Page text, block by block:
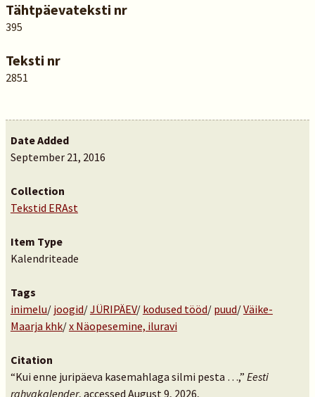
Tähtpäevateksti nr
395
Teksti nr
2851
Date Added
September 21, 2016
Collection
Tekstid ERAst
Item Type
Kalendriteade
Tags
inimelu/ joogid/JÜRIPÄEV/ kodused tööd/ puud/Väike-
Maarja khk/x Näopesemine, iluravi
Citation
“Kui enne juripäeva kasemahlaga silmi pesta …,” Eesti
rahvakalender, accessed August 9, 2026,